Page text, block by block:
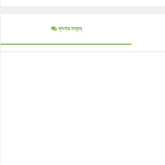
ব্লগার মন্তব্